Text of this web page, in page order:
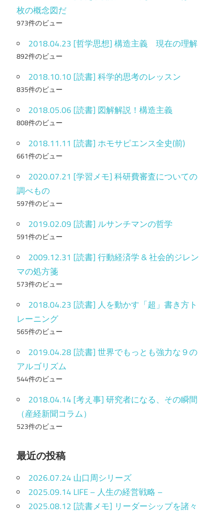
枚の概念図だ
973件のビュー
2018.04.23 [哲学思想] 構造主義 現在の理解
892件のビュー
2018.10.10 [読書] 科学的思考のレッスン
835件のビュー
2018.05.06 [読書] 図解解説！構造主義
808件のビュー
2018.11.11 [読書] ホモサピエンス全史(前)
661件のビュー
2020.07.21 [学習メモ] 科研費審査についての
調べもの
597件のビュー
2019.02.09 [読書] ルサンチマンの哲学
591件のビュー
2009.12.31 [読書] 行動経済学 & 社会的ジレン
マの処方箋
573件のビュー
2018.04.23 [読書] 人を動かす「超」書き方ト
レーニング
565件のビュー
2019.04.28 [読書] 世界でもっとも強力な９の
アルゴリズム
544件のビュー
2018.04.14 [考え事] 研究者になる、その瞬間
（産経新聞コラム）
523件のビュー
最近の投稿
2026.07.24 山口周シリーズ
2025.09.14 LIFE – 人生の経営戦略 –
2025.08.12 [読書メモ] リーダーシップを諸々